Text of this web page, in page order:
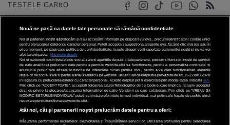
TESTELE GARBO
HOROSCOP
HOROSCOPUL IUBIRII
FORUMURI
TRATAMENTE NATURISTE
DICTIONARE NUME
© 2026 Internet Corp SRL
Toate drepturile rezervate
Nouă ne pasă ca datele tale personale să rămână confidențiale
Noi și partenerii noștri 610stocăm și/sau accesăm informații pe dispozitivul dvs., precum identificatorii cookie unici
pentru prelucrarea datelor cu caracter personal. Puteți accepta sau gestiona alegerile dvs. făcând clic mai jos sau în
orice moment, pe pagina cu politica de confidențialitate. Aceste alegeri vor fi raportate partenerilor noștri și nu vă vor
afecta navigarea.
Mai multe detalii
Noi si partenerii nostri (retelele de socializare si agentiile de publicitate partenere, precum si furnizorii nostri de servicii
de date analitice) prelucram date pentru a permite website-ului sa functioneze, pentru a personaliza continutul si
anunturile publicitare afisate in functie de interesele si/sau profilul dvs., pentru a va oferi functionalitati aferente
retelelor de socializare si pentru a analiza traficul pe website. Beneficiati de drepturile prevazute de art. 15-22 din GDPR
in legatura cu prelucrarea datelor cu caracter personal. Aceste drepturi pot fi exercitate prin modalitatea indicata aici
Prin click pe “ACCEPT TOATE”, acceptati folosirea tuturor Tehnologiilor de tip Cookie, care implica inclusiv acceptul
dvs. cu privire la stocarea/accesarea informatiilor de catre Vendor-ii cu care colaboram. Prin click pe “VREAU SA
MODIFIC SETARILE INDIVIDUAL” puteti schimba preferintele in mod individual, mai putin cele legate de cookie strict
necesare pentru functionarea website-ului.
Atât noi, cât și partenerii noștri prelucrăm datele pentru a oferi:
Măsurarea performanței reclamelor. Dezvoltarea și îmbunătățirea serviciilor. Utilizarea profilurilor pentru selectarea